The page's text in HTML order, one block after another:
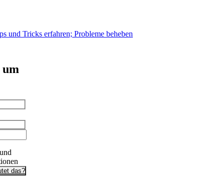
und Tricks erfahren; Probleme beheben
um
das?